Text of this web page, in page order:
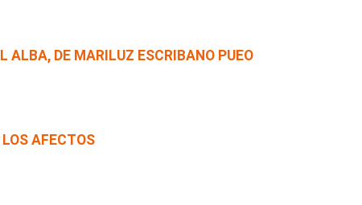
ALBA, DE MARILUZ ESCRIBANO PUEO
AFECTOS